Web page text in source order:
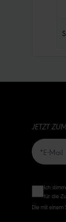
JETZT
Ich
für die
Die mit